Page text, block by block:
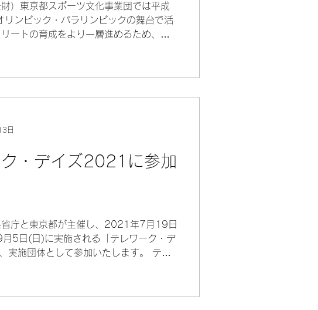
）東京都スポーツ文化事業団では平成
リンピック・パラリンピックの舞台で活
ートの育成をより一層進めるため、
役アスリ...
・デイズ2021に参加
省庁と東京都が主催し、2021年7月19日
5日(日)に実施される「テレワーク・デ
実施団体として参加いたします。 テレ
日